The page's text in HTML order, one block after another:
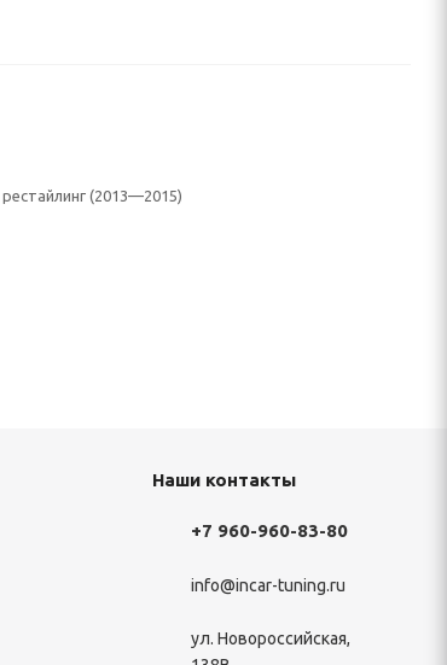
(2013—2015)
Наши контакты
+7 960-960-83-80
info@incar-tuning.ru
ул. Новороссийская,